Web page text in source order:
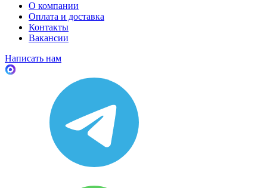
О компании
Оплата и доставка
Контакты
Вакансии
Написать нам